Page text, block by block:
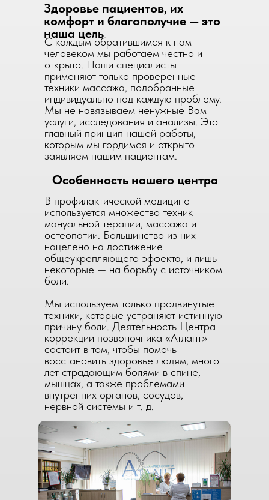
Здоровье пациентов, их
комфорт и благополучие — это
наша цель
С каждым обратившимся к нам
человеком мы работаем честно и
открыто. Наши специалисты
применяют только проверенные
техники массажа, подобранные
индивидуально под каждую проблему.
Мы не навязываем ненужные Вам
услуги, исследования и анализы. Это
главный принцип нашей работы,
которым мы гордимся и открыто
заявляем нашим пациентам.
Особенность нашего центра
В профилактической медицине
используется множество техник
мануальной терапии, массажа и
остеопатии. Большинство из них
нацелено на достижение
общеукрепляющего эффекта, и лишь
некоторые — на борьбу с источником
боли.
Мы используем только продвинутые
техники, которые устраняют истинную
причину боли. Деятельность Центра
коррекции позвоночника «Атлант»
состоит в том, чтобы помочь
восстановить здоровье людям, много
лет страдающим болями в спине,
мышцах, а также проблемами
внутренних органов, сосудов,
нервной системы и т. д.